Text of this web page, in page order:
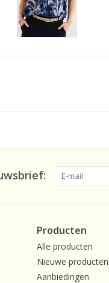
Producten
Alle producten
Nieuwe producten
Aanbiedingen